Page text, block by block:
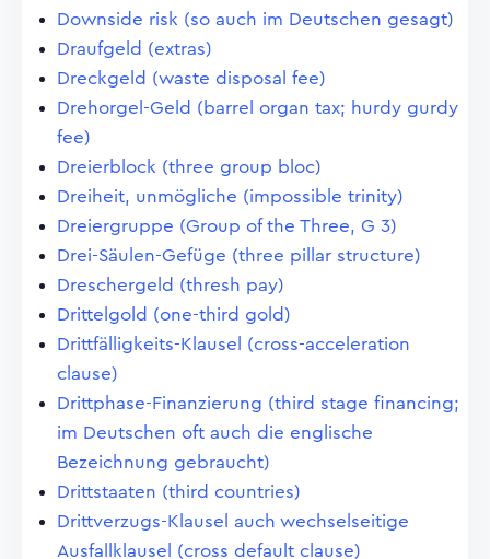
Downside risk (so auch im Deutschen gesagt)
Draufgeld (extras)
Dreckgeld (waste disposal fee)
Drehorgel-Geld (barrel organ tax; hurdy gurdy
fee)
Dreierblock (three group bloc)
Dreiheit, unmögliche (impossible trinity)
Dreiergruppe (Group of the Three, G 3)
Drei-Säulen-Gefüge (three pillar structure)
Dreschergeld (thresh pay)
Drittelgold (one-third gold)
Drittfälligkeits-Klausel (cross-acceleration
clause)
Drittphase-Finanzierung (third stage financing;
im Deutschen oft auch die englische
Bezeichnung gebraucht)
Drittstaaten (third countries)
Drittverzugs-Klausel auch wechselseitige
Ausfallklausel (cross default clause)